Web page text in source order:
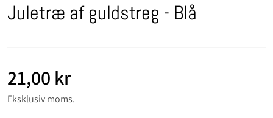
Juletræ af guldstreg - Blå
Normal pris
21,00 kr
Eksklusiv moms.